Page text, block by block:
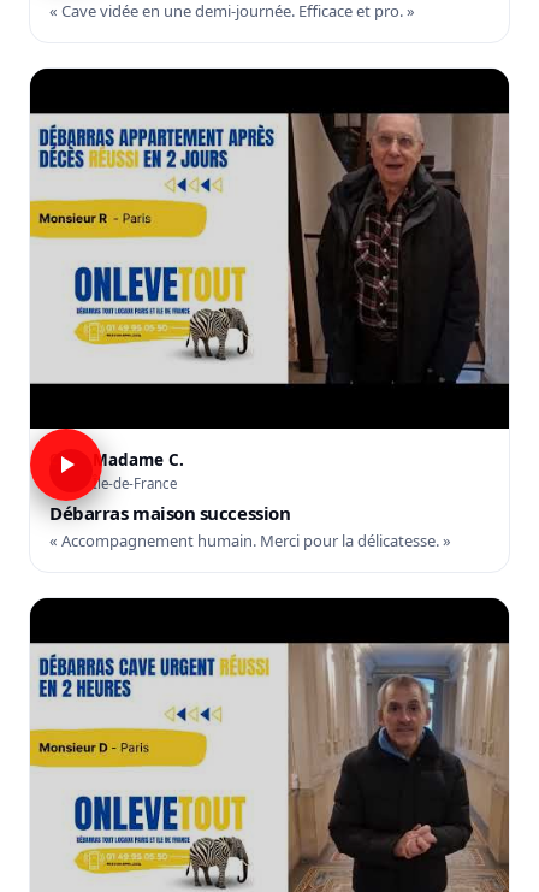
« Cave vidée en une demi-journée. Efficace et pro. »
Madame C.
Île-de-France
Débarras maison succession
« Accompagnement humain. Merci pour la délicatesse. »